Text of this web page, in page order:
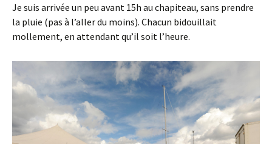
Je suis arrivée un peu avant 15h au chapiteau, sans prendre
la pluie (pas à l’aller du moins). Chacun bidouillait
mollement, en attendant qu’il soit l’heure.